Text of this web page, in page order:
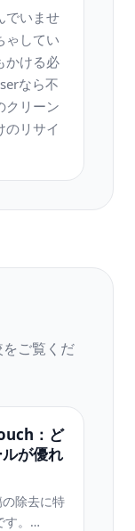
でいませ
ゃしてい
かける必
なら不
クリーン
のリサイ
ご覧くだ
：ど
が優れ
除去に特
。